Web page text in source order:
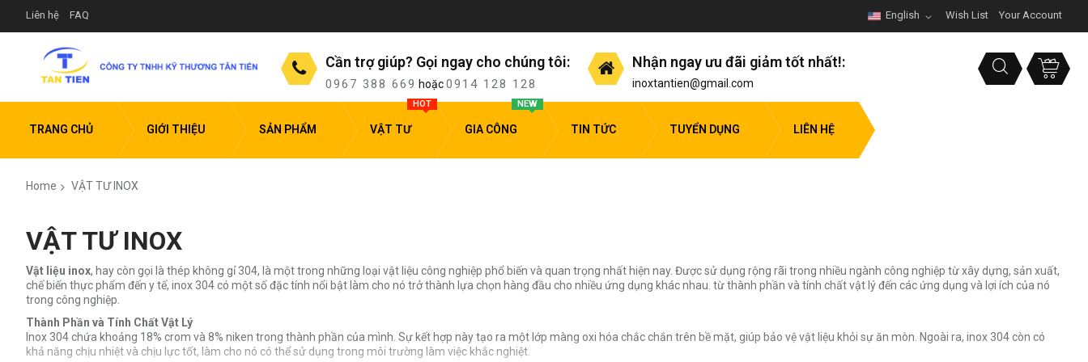
Liên hệ FAQ Wish List Your Account
English
Cần trợ giúp? Gọi ngay cho chúng tôi:
0967 388 669 hoặc0914 128 128
Nhận ngay ưu đãi giảm tốt nhất!:
inoxtantien@gmail.com
TRANG CHỦ GIỚI THIỆU SẢN PHẨM VẬT TƯ
HOT
GIA CÔNG
NEW
TIN TỨC TUYỂN DỤNG LIÊN HỆ
Home VẬT TƯ INOX
VẬT TƯ INOX
Vật liệu inox, hay còn gọi là thép không gỉ 304, là một trong những loại vật liệu công nghiệp phổ biến và quan trọng nhất hiện nay. Được sử dụng rộng rãi trong nhiều ngành công nghiệp từ xây dựng, sản xuất,
chế biến thực phẩm đến y tế, inox 304 có một số đặc tính nổi bật làm cho nó trở thành lựa chọn hàng đầu cho nhiều ứng dụng khác nhau. từ thành phần và tính chất vật lý đến các ứng dụng và lợi ích của nó
trong công nghiệp.
Thành Phần và Tính Chất Vật Lý
Inox 304 chứa khoảng 18% crom và 8% niken trong thành phần của mình. Sự kết hợp này tạo ra một lớp màng oxi hóa chắc chắn trên bề mặt, giúp bảo vệ vật liệu khỏi sự ăn mòn. Ngoài ra, inox 304 còn có
khả năng chịu nhiệt và chịu lực tốt, làm cho nó có thể sử dụng trong môi trường làm việc khắc nghiệt.